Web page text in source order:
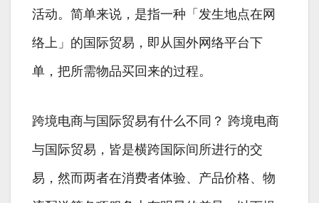
活动。简单来说，是指一种「发生地点在网
络上」的国际贸易，即从国外网络平台下
单，把所需物品买回来的过程。
跨境电商与国际贸易有什么不同？ 跨境电商
与国际贸易，皆是横跨国际间所进行的交
易，然而两者在消费者体验、产品价格、物